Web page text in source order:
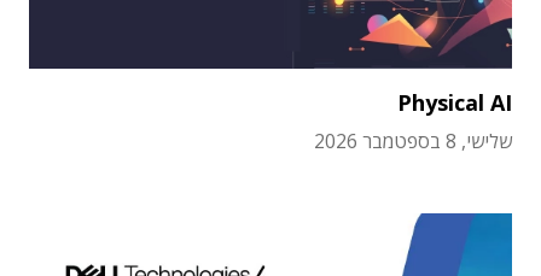
Physical AI
שלישי, 8 בספטמבר 2026